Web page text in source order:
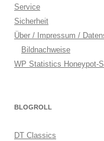
Service
Sicherheit
Über / Impressum /
Bildnachweise
WP Statistics Honeypot-
BLOGROLL
DT Classics